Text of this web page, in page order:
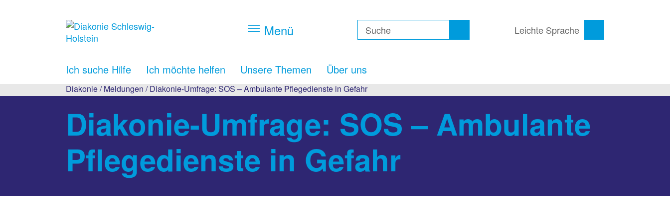
Menü Leichte Sprache
Ich suche Hilfe Ich möchte helfen Unsere Themen Über uns
Diakonie/Meldungen / Diakonie-Umfrage: SOS – Ambulante Pflegedienste in Gefahr
Diakonie-Umfrage: SOS – Ambulante
Pflegedienste in Gefahr